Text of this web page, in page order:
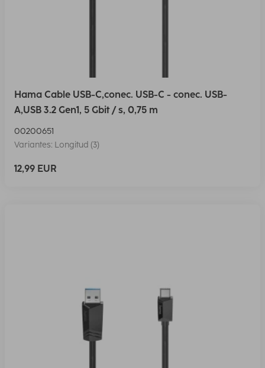
Hama Cable USB-C,conec. USB-C - conec. USB-
A,USB 3.2 Gen1, 5 Gbit / s, 0,75 m
00200651
Variantes: Longitud (3)
12,99 EUR